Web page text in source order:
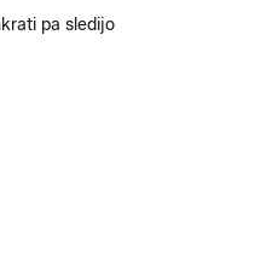
pa sledijo